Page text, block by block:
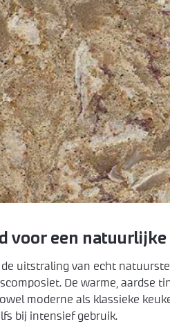
voor een
uitstraling van echt
De warme, aardse
moderne als klassieke
bij intensief gebruik.